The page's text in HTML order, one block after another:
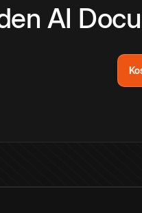
AI